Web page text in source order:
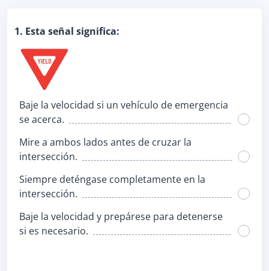
1. Esta señal significa:
Baje la velocidad si un vehículo de emergencia
se acerca.
Mire a ambos lados antes de cruzar la
intersección.
Siempre deténgase completamente en la
intersección.
Baje la velocidad y prepárese para detenerse
si es necesario.